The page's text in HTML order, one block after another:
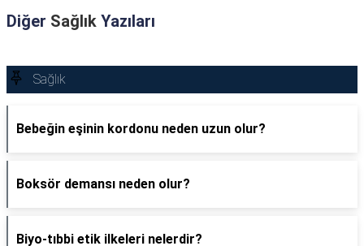
Diğer Sağlık Yazıları
Sağlık
Bebeğin eşinin kordonu neden uzun olur?
Boksör demansı neden olur?
Biyo-tıbbi etik ilkeleri nelerdir?